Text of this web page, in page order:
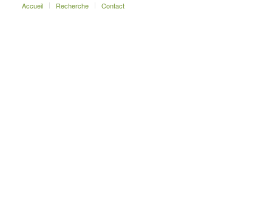
Accueil
Recherche Contact